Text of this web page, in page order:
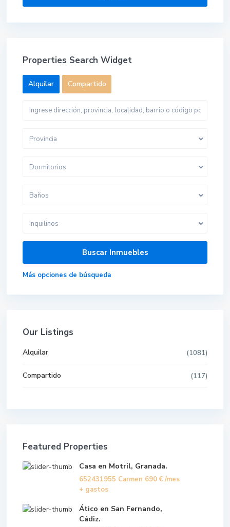
Properties Search Widget
Alquilar Compartido
Provincia
Dormitorios
Baños
Inquilinos
Más opciones de búsqueda
Our Listings
Alquilar (1081)
Compartido (117)
Featured Properties
Casa en Motril, Granada.
652431955 Carmen 690 € /mes
+ gastos
Ático en San Fernando,
Cádiz.